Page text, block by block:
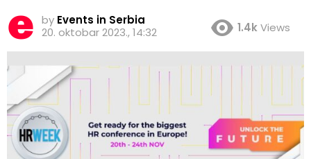
by Events in Serbia
20. oktobar 2023., 14:32
1.4kViews